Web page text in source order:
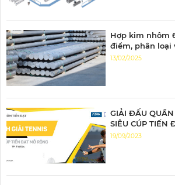
Hợp kim nhôm
điểm, phân loại
nhôm 6063
13/02/2025
GIẢI ĐẤU
SIÊU CÚP TIẾN
19/09/2023